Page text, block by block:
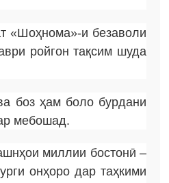
«Шоҳнома»-и безаволи
ройгон тақсим шуда
боз ҳам боло бурдани
мебошад.
миллии бостонӣ –
онҳоро дар таҳкими